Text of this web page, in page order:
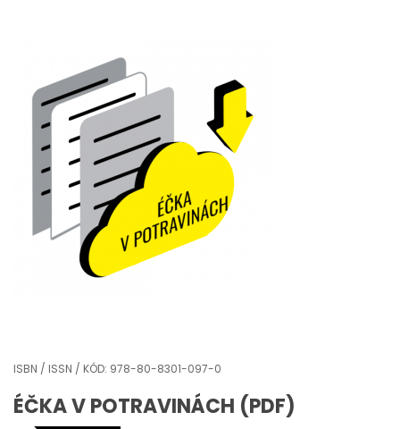
ISBN / ISSN / KÓD: 978-80-8301-097-0
ÉČKA V POTRAVINÁCH (PDF)